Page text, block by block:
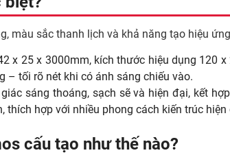
màu sắc thanh lịch và khả năng tạo hiệu
x 25 x 3000mm, kích thước hiệu dụng 120
– tối rõ nét khi có ánh sáng chiếu vào.
sáng thoáng, sạch sẽ và hiện đại, kết
hợp với nhiều phong cách kiến trúc hiện
cấu tạo như thế nào?